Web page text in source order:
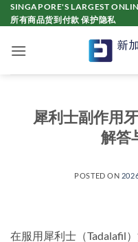
Skip
to
SINGAPORE'S LARGEST
所有商品货到付款 保护隐私
犀利士副作用
解答
POSTED ON
在服用犀利士（Tadalafil